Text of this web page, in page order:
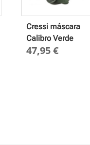
Cressi máscara
Calibro Verde
47,95€